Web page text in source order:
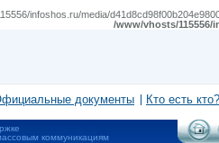
infoshos.ru/media/
/www/vhosts/
документы Кто есть кто?
коммуникациям